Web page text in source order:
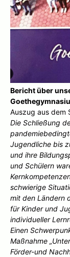
Bericht über
Auszug aus dem
Die Schließung
Jugendliche bis
und ihre
und Schülern
schwierige
mit den Ländern
für Kinder und
individueller
Einen
Maßnahme
Förder-und